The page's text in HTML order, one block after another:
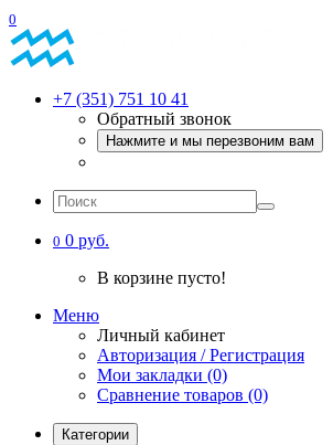
0
+7 (351) 751 10 41
Обратный звонок
Нажмите и мы перезвоним вам
0 0 руб.
В корзине пусто!
Меню
Личный кабинет
Авторизация / Регистрация
Мои закладки (0)
Сравнение товаров (0)
Категории